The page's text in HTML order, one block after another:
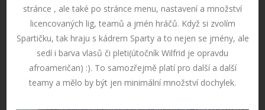
stránce , ale také po stránce menu, nastavení a množství
licencovaných lig, teamů a jmén hráčů. Když si zvolím
Spartičku, tak hraju s kádrem Sparty a to nejen se jmény, ale
sedí i barva vlasů či pleti(útočník Wilfrid je opravdu
afroameričan) :). To samozřejmě platí pro další a další
teamy a mělo by být jen minimální množství dochylek.